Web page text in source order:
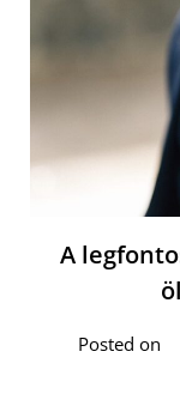
A
Posted on